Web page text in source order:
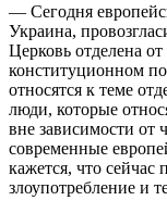
— Сегодня
Украина,
Церковь отделена
конституционном
относятся к теме
люди, которые
вне зависимости от
современные
кажется, что сейчас
злоупотребление и